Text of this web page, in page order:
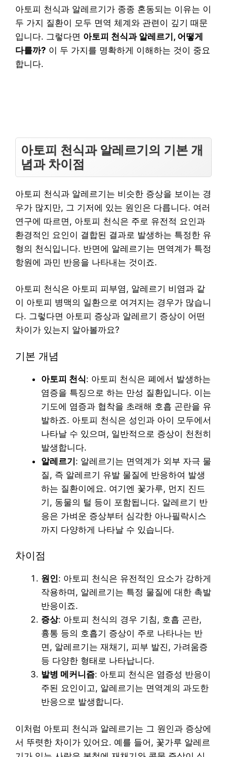
아토피 천식과 알레르기가 종종 혼동되는 이유는 이
두 가지 질환이 모두 면역 체계와 관련이 깊기 때문
입니다. 그렇다면 아토피 천식과 알레르기, 어떻게
다를까? 이 두 가지를 명확하게 이해하는 것이 중요
합니다.
아토피 천식과 알레르기의 기본 개
념과 차이점
아토피 천식과 알레르기는 비슷한 증상을 보이는 경
우가 많지만, 그 기저에 있는 원인은 다릅니다. 여러
연구에 따르면, 아토피 천식은 주로 유전적 요인과
환경적인 요인이 결합된 결과로 발생하는 특정한 유
형의 천식입니다. 반면에 알레르기는 면역계가 특정
항원에 과민 반응을 나타내는 것이죠.
아토피 천식은 아토피 피부염, 알레르기 비염과 같
이 아토피 병맥의 일환으로 여겨지는 경우가 많습니
다. 그렇다면 아토피 증상과 알레르기 증상이 어떤
차이가 있는지 알아볼까요?
기본 개념
아토피 천식: 아토피 천식은 폐에서 발생하는
염증을 특징으로 하는 만성 질환입니다. 이는
기도에 염증과 협착을 초래해 호흡 곤란을 유
발하죠. 아토피 천식은 성인과 아이 모두에서
나타날 수 있으며, 일반적으로 증상이 천천히
발생합니다.
알레르기: 알레르기는 면역계가 외부 자극 물
질, 즉 알레르기 유발 물질에 반응하여 발생
하는 질환이에요. 여기엔 꽃가루, 먼지 진드
기, 동물의 털 등이 포함됩니다. 알레르기 반
응은 가벼운 증상부터 심각한 아나필락시스
까지 다양하게 나타날 수 있습니다.
차이점
원인: 아토피 천식은 유전적인 요소가 강하게
작용하며, 알레르기는 특정 물질에 대한 촉발
반응이죠.
증상: 아토피 천식의 경우 기침, 호흡 곤란,
흉통 등의 호흡기 증상이 주로 나타나는 반
면, 알레르기는 재채기, 피부 발진, 가려움증
등 다양한 형태로 나타납니다.
발병 메커니즘: 아토피 천식은 염증성 반응이
주된 요인이고, 알레르기는 면역계의 과도한
반응으로 발생합니다.
이처럼 아토피 천식과 알레르기는 그 원인과 증상에
서 뚜렷한 차이가 있어요. 예를 들어, 꽃가루 알레르